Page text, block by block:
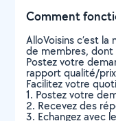
Comment
AlloVoisins c’est
de membres,
Postez votre
rapport qualité/
Facilitez votre
1. Postez votre
2. Recevez des
3. Echangez avec